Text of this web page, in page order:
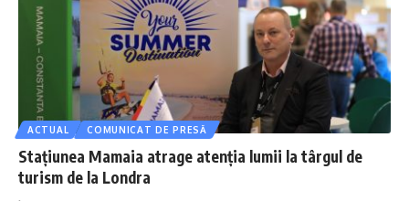
ACTUAL COMUNICAT DE PRESĂ
Stațiunea Mamaia atrage atenția lumii la târgul de
turism de la Londra